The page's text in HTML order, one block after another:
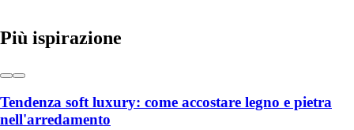
Più ispirazione
Tendenza soft luxury: come accostare legno e pietra
nell'arredamento